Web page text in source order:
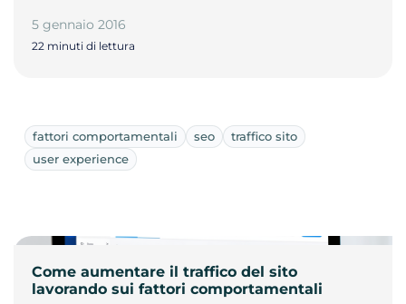
5 gennaio 2016
22 minuti di lettura
fattori comportamentali seo
traffico sito
user experience
Come aumentare il traffico del sito
lavorando sui fattori comportamentali